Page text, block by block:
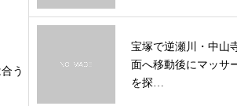
う
宝塚で逆瀬川・中山
面へ移動後にマッサ
を探…